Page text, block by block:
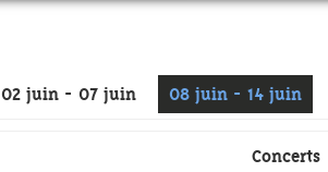
02 juin - 07 juin 08 juin - 14 juin
Concerts